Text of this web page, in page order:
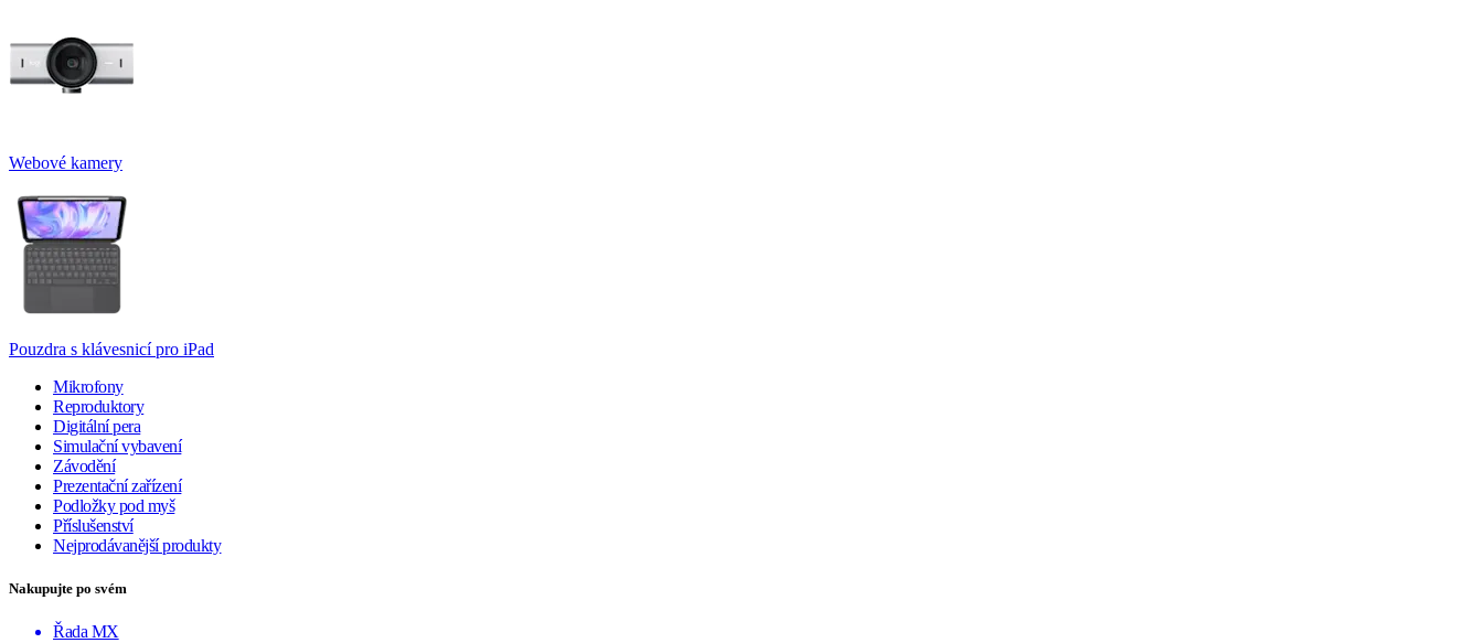
Webové kamery
Pouzdra s klávesnicí pro iPad
Mikrofony
Reproduktory
Digitální pera
Simulační vybavení
Závodění
Prezentační zařízení
Podložky pod myš
Příslušenství
Nejprodávanější produkty
Nakupujte po svém
Řada MX